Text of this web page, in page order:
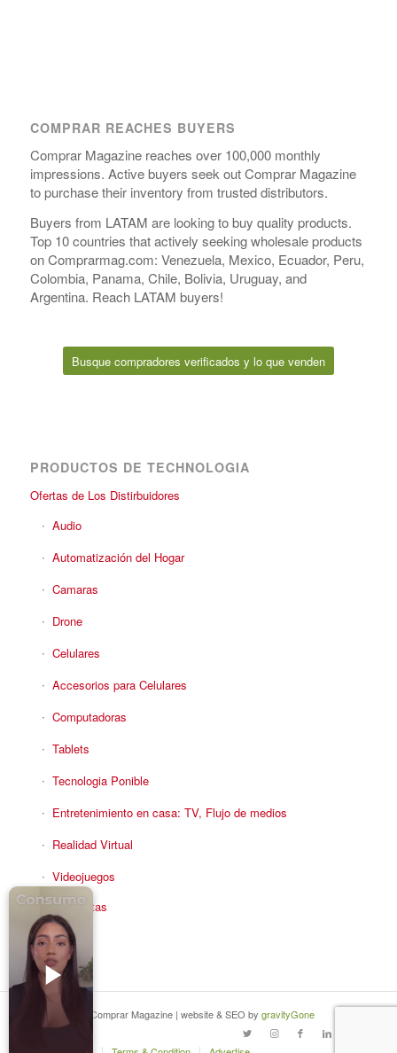
COMPRAR REACHES BUYERS
Comprar Magazine reaches over 100,000 monthly
impressions. Active buyers seek out Comprar Magazine
to purchase their inventory from trusted distributors.
Buyers from LATAM are looking to buy quality products.
Top 10 countries that actively seeking wholesale products
on Comprarmag.com: Venezuela, Mexico, Ecuador, Peru,
Colombia, Panama, Chile, Bolivia, Uruguay, and
Argentina. Reach LATAM buyers!
Busque compradores verificados y lo que venden
PRODUCTOS DE TECHNOLOGIA
Ofertas de Los Distirbuidores
Audio
Automatización del Hogar
Camaras
Drone
Celulares
Accesorios para Celulares
Computadoras
Tablets
Tecnologia Ponible
Entretenimiento en casa: TV, Flujo de medios
Realidad Virtual
Videojuegos
Reciba Ofertas
© Copyright - Comprar Magazine | website & SEO by gravityGone